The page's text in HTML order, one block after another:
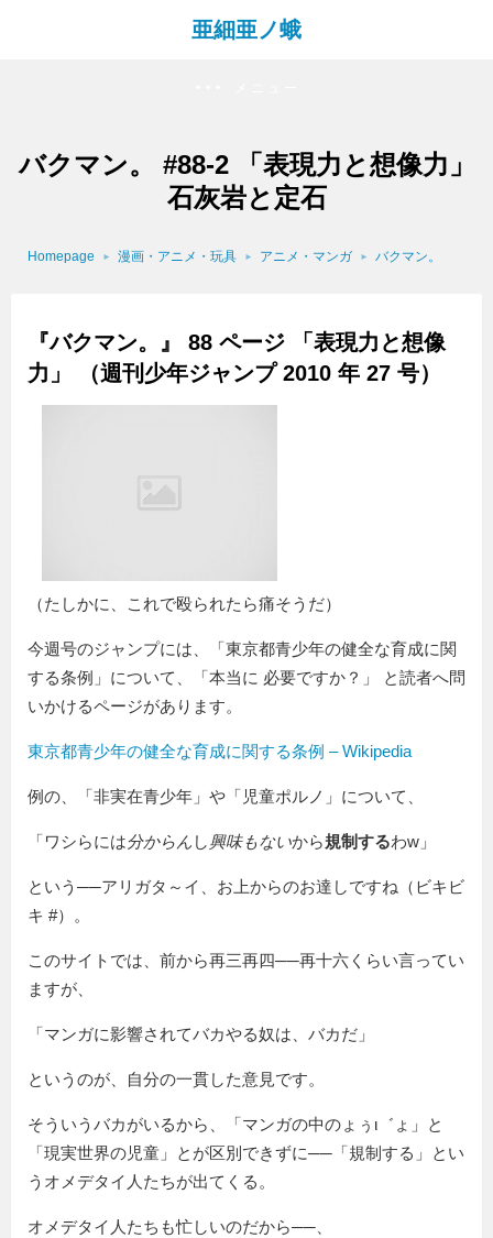
亜細亜ノ蛾
バクマン。 #88-2 「表現力と想像力」
石灰岩と定石
Homepage 漫画・アニメ・玩具 アニメ・マンガ バクマン。
『バクマン。』 88 ページ 「表現力と想像
力」 （週刊少年ジャンプ 2010 年 27 号）
（たしかに、これで殴られたら痛そうだ）
今週号のジャンプには、「東京都青少年の健全な育成に関
する条例」について、
本当に 必要ですか？
と読者へ問
いかけるページがあります。
東京都青少年の健全な育成に関する条例 – Wikipedia
例の、「非実在青少年」や「児童ポルノ」について、
「ワシらには分からん し興味もないから規制するわw」
という──アリガタ～イ、お上からのお達しですね（ビキビ
キ #）。
このサイトでは、前から再三再四──再十六くらい言ってい
ますが、
「マンガに影響されてバカやる奴は、バカだ」
というのが、自分の一貫した意見です。
そういうバカがいるから、「マンガの中のょぅι゛ょ」と
「現実世界の児童」とが区別できずに──「規制する」とい
うオメデタイ人たちが出てくる。
オメデタイ人たちも忙しいのだから──、